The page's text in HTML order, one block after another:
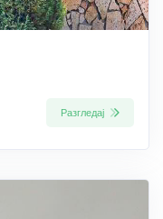
Разгледај